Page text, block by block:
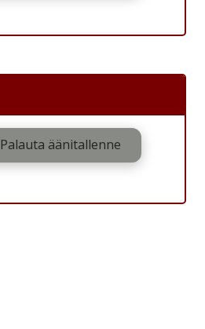
Palauta äänitallenne